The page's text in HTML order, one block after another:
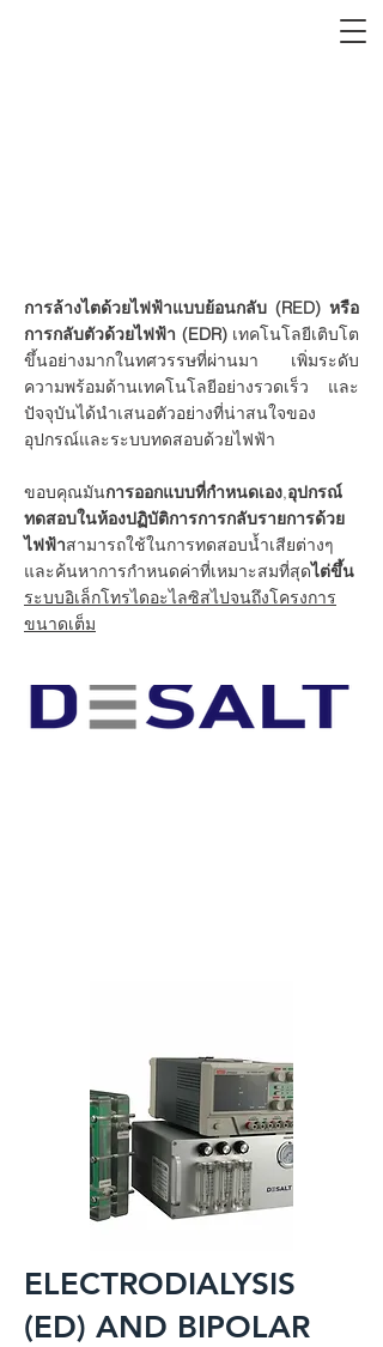
การล้างไตด้วยไฟฟ้าแบบย้อนกลับ (RED) หรือ
การกลับตัวด้วยไฟฟ้า (EDR) เทคโนโลยีเติบโต
ขึ้นอย่างมากในทศวรรษที่ผ่านมา เพิ่มระดับ
ความพร้อมด้านเทคโนโลยีอย่างรวดเร็ว และ
ปัจจุบันได้นำเสนอตัวอย่างที่น่าสนใจของ
อุปกรณ์และระบบทดสอบด้วยไฟฟ้า
ขอบคุณมันการออกแบบที่กำหนดเอง,อุปกรณ์
ทดสอบในห้องปฏิบัติการการกลับรายการด้วย
ไฟฟ้าสามารถใช้ในการทดสอบน้ำเสียต่างๆ
และค้นหาการกำหนดค่าที่เหมาะสมที่สุดไต่ขึ้น
ระบบอิเล็กโทรไดอะไลซิสไปจนถึงโครงการ
ขนาดเต็ม
ELECTRODIALYSIS
(ED) AND BIPOLAR